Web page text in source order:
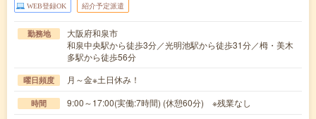
WEB登録OK 紹介予定派遣
勤務地
大阪府和泉市
和泉中央駅から徒歩3分／光明池駅から徒歩31分／栂・美木
多駅から徒歩56分
曜日頻度 月～金※土日休み！
時間 9:00～17:00(実働:7時間) (休憩60分) ※残業なし